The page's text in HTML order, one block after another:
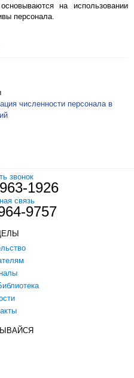
на использовании
персонала.
численности персонала в
звонок
1926
связь
9757